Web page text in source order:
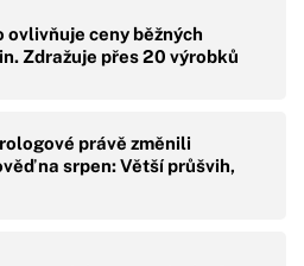
ovlivňuje ceny běžných
Zdražuje přes 20 výrobků
právě změnili
na srpen: Větší průšvih,